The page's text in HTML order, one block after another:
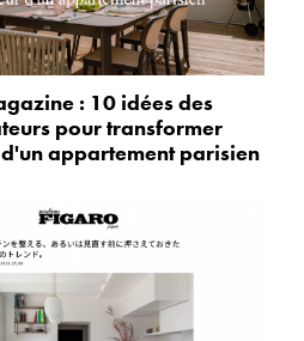
: 10 idées des
pour transformer
appartement parisien